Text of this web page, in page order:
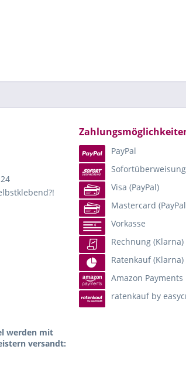
werden mit
versandt:
PayPal
Sofortüberweisung
Visa (PayPal)
Mastercard
Vorkasse
Rechnung (Klarna)
Ratenkauf (Klarna)
Amazon Payments
ratenkauf by